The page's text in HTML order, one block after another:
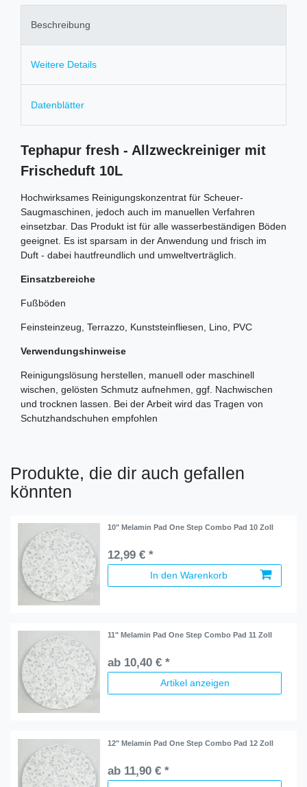
Beschreibung
Weitere Details
Datenblätter
Tephapur fresh - Allzweckreiniger mit
Frischeduft 10L
Hochwirksames Reinigungskonzentrat für Scheuer-
Saugmaschinen, jedoch auch im manuellen Verfahren
einsetzbar. Das Produkt ist für alle wasserbeständigen Böden
geeignet. Es ist sparsam in der Anwendung und frisch im
Duft - dabei hautfreundlich und umweltverträglich.
Einsatzbereiche
Fußböden
Feinsteinzeug, Terrazzo, Kunststeinfliesen, Lino, PVC
Verwendungshinweise
Reinigungslösung herstellen, manuell oder maschinell
wischen, gelösten Schmutz aufnehmen, ggf. Nachwischen
und trocknen lassen. Bei der Arbeit wird das Tragen von
Schutzhandschuhen empfohlen
Produkte, die dir auch gefallen
könnten
10" Melamin Pad One Step Combo Pad 10 Zoll
12,99 € *
In den Warenkorb
11" Melamin Pad One Step Combo Pad 11 Zoll
ab 10,40 € *
Artikel anzeigen
12" Melamin Pad One Step Combo Pad 12 Zoll
ab 11,90 € *